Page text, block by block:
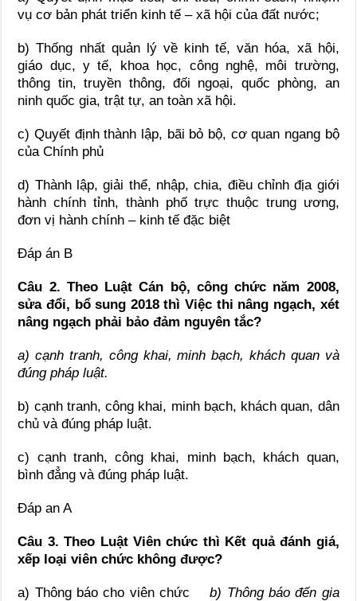
vụ cơ bản phát triển kinh tế – xã hội của đất nước;
b) Thống nhất quản lý về kinh tế, văn hóa, xã hội,
giáo dục, y tế, khoa học, công nghệ, môi trường,
thông tin, truyền thông, đối ngoại, quốc phòng, an
ninh quốc gia, trật tự, an toàn xã hội.
c) Quyết định thành lập, bãi bỏ bộ, cơ quan ngang bộ
của Chính phủ
d) Thành lập, giải thể, nhập, chia, điều chỉnh địa giới
hành chính tỉnh, thành phố trực thuộc trung ương,
đơn vị hành chính – kinh tế đặc biệt
Đáp án B
Câu 2. Theo Luật Cán bộ, công chức năm 2008,
sửa đổi, bổ sung 2018 thì Việc thi nâng ngạch, xét
nâng ngạch phải bảo đảm nguyên tắc?
a) cạnh tranh, công khai, minh bạch, khách quan và
đúng pháp luật.
b) cạnh tranh, công khai, minh bạch, khách quan, dân
chủ và đúng pháp luật.
c) cạnh tranh, công khai, minh bạch, khách quan,
bình đẳng và đúng pháp luật.
Đáp an A
Câu 3. Theo Luật Viên chức thì Kết quả đánh giá,
xếp loại viên chức không được?
a) Thông báo cho viên chứcb) Thông báo đến gia